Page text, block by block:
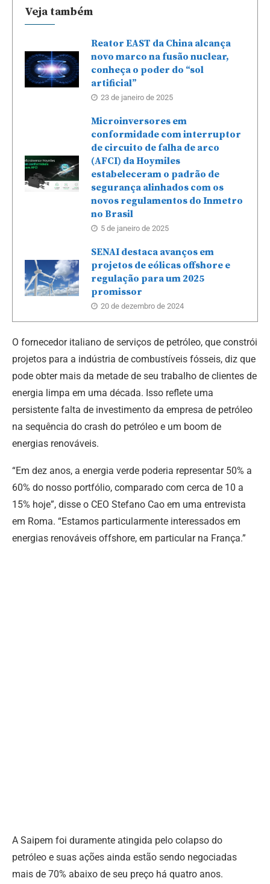
Veja também
Reator EAST da China alcança
novo marco na fusão nuclear,
conheça o poder do “sol
artificial”
23 de janeiro de 2025
Microinversores em
conformidade com interruptor
de circuito de falha de arco
(AFCI) da Hoymiles
estabeleceram o padrão de
segurança alinhados com os
novos regulamentos do Inmetro
no Brasil
5 de janeiro de 2025
SENAI destaca avanços em
projetos de eólicas offshore e
regulação para um 2025
promissor
20 de dezembro de 2024
O fornecedor italiano de serviços de petróleo, que constrói
projetos para a indústria de combustíveis fósseis, diz que
pode obter mais da metade de seu trabalho de clientes de
energia limpa em uma década. Isso reflete uma
persistente falta de investimento da empresa de petróleo
na sequência do crash do petróleo e um boom de
energias renováveis.
“Em dez anos, a energia verde poderia representar 50% a
60% do nosso portfólio, comparado com cerca de 10 a
15% hoje”, disse o CEO Stefano Cao em uma entrevista
em Roma. “Estamos particularmente interessados em
energias renováveis offshore, em particular na França.”
A Saipem foi duramente atingida pelo colapso do
petróleo e suas ações ainda estão sendo negociadas
mais de 70% abaixo de seu preço há quatro anos.